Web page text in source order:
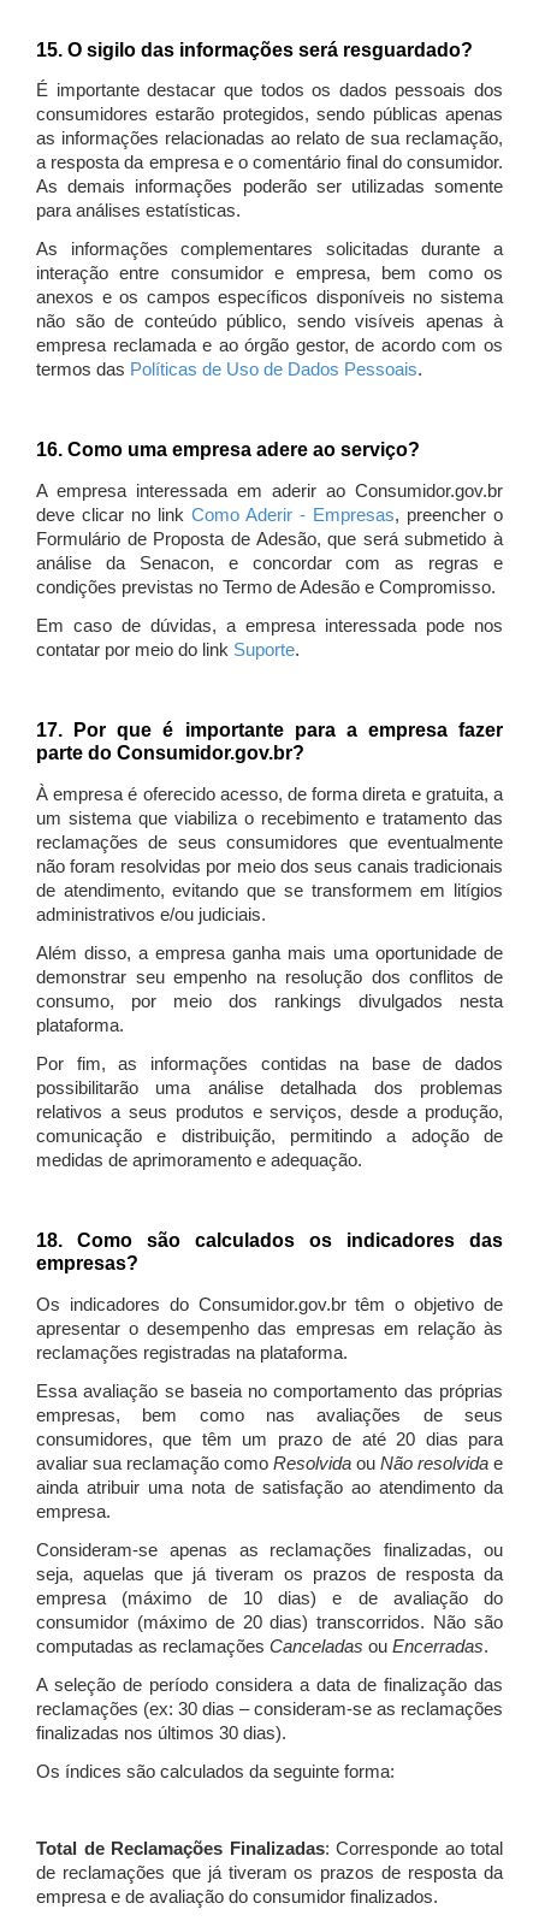
15. O sigilo das informações será resguardado?
É importante destacar que todos os dados pessoais dos
consumidores estarão protegidos, sendo públicas apenas
as informações relacionadas ao relato de sua reclamação,
a resposta da empresa e o comentário final do consumidor.
As demais informações poderão ser utilizadas somente
para análises estatísticas.
As informações complementares solicitadas durante a
interação entre consumidor e empresa, bem como os
anexos e os campos específicos disponíveis no sistema
não são de conteúdo público, sendo visíveis apenas à
empresa reclamada e ao órgão gestor, de acordo com os
termos das Políticas de Uso de Dados Pessoais.
16. Como uma empresa adere ao serviço?
A empresa interessada em aderir ao Consumidor.gov.br
deve clicar no link Como Aderir - Empresas, preencher o
Formulário de Proposta de Adesão, que será submetido à
análise da Senacon, e concordar com as regras e
condições previstas no Termo de Adesão e Compromisso.
Em caso de dúvidas, a empresa interessada pode nos
contatar por meio do link Suporte.
17. Por que é importante para a empresa fazer
parte do Consumidor.gov.br?
À empresa é oferecido acesso, de forma direta e gratuita, a
um sistema que viabiliza o recebimento e tratamento das
reclamações de seus consumidores que eventualmente
não foram resolvidas por meio dos seus canais tradicionais
de atendimento, evitando que se transformem em litígios
administrativos e/ou judiciais.
Além disso, a empresa ganha mais uma oportunidade de
demonstrar seu empenho na resolução dos conflitos de
consumo, por meio dos rankings divulgados nesta
plataforma.
Por fim, as informações contidas na base de dados
possibilitarão uma análise detalhada dos problemas
relativos a seus produtos e serviços, desde a produção,
comunicação e distribuição, permitindo a adoção de
medidas de aprimoramento e adequação.
18. Como são calculados os indicadores das
empresas?
Os indicadores do Consumidor.gov.br têm o objetivo de
apresentar o desempenho das empresas em relação às
reclamações registradas na plataforma.
Essa avaliação se baseia no comportamento das próprias
empresas, bem como nas avaliações de seus
consumidores, que têm um prazo de até 20 dias para
avaliar sua reclamação como Resolvida ou Não resolvida e
ainda atribuir uma nota de satisfação ao atendimento da
empresa.
Consideram-se apenas as reclamações finalizadas, ou
seja, aquelas que já tiveram os prazos de resposta da
empresa (máximo de 10 dias) e de avaliação do
consumidor (máximo de 20 dias) transcorridos. Não são
computadas as reclamações Canceladas ou Encerradas.
A seleção de período considera a data de finalização das
reclamações (ex: 30 dias – consideram-se as reclamações
finalizadas nos últimos 30 dias).
Os índices são calculados da seguinte forma:
Total de Reclamações Finalizadas: Corresponde ao total
de reclamações que já tiveram os prazos de resposta da
empresa e de avaliação do consumidor finalizados.